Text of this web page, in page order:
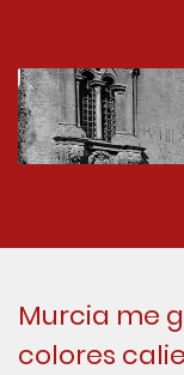
Murcia me
colores